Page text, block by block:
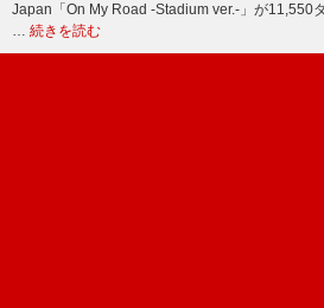
Japan「On My Road -Stadium ver.-」が11,550
… 続きを読む